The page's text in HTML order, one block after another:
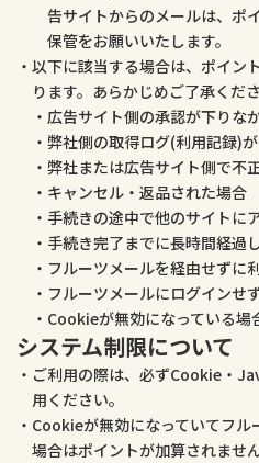
告サイトからのメールは、ポ
保管をお願いいたします。
以下に該当する場合は、ポイン
ります。あらかじめご了承くださ
広告サイト側の承認が下りな
弊社側の取得ログ(利用記録)
弊社または広告サイト側で不
キャンセル・返品された場合
手続きの途中で他のサイトに
手続き完了までに長時間経過
フルーツメールを経由せずに
フルーツメールにログインせ
Cookieが無効になっている場
システム制限について
ご利用の際は、必ずCookie・
用ください。
Cookieが無効になっていてフル
場合はポイントが加算されませ